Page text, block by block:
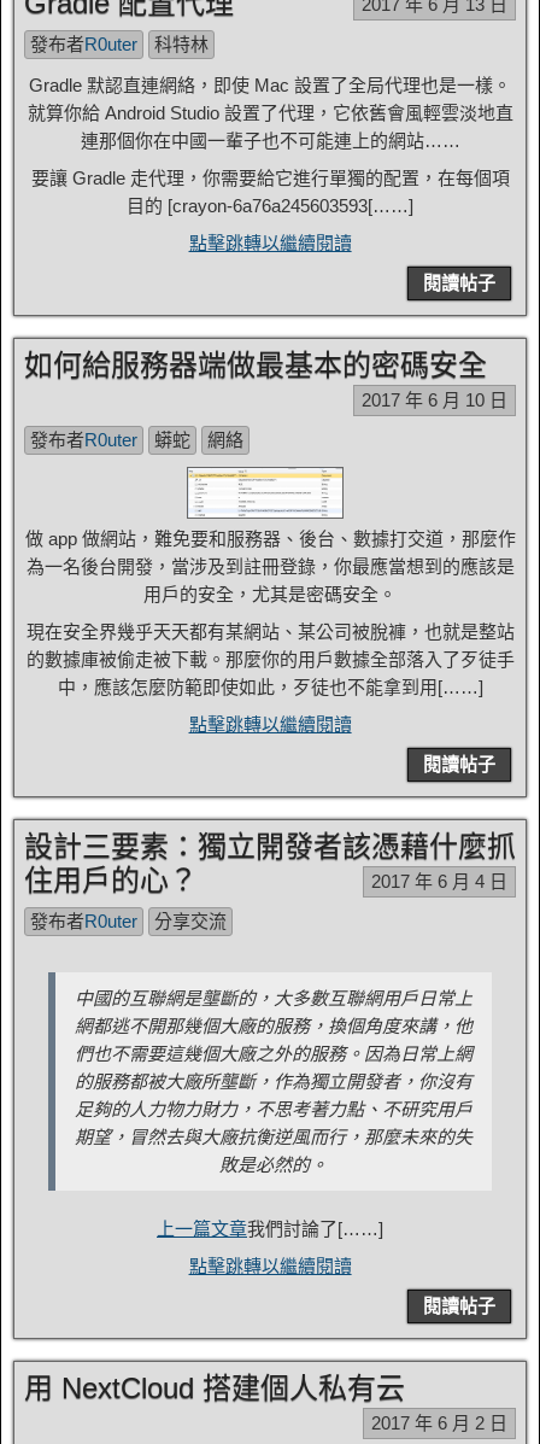
2017 年 6 月 13 日
發布者R0uter
科特林
Gradle 默認直連網絡，即使 Mac 設置了全局代理也是一樣。
就算你給 Android Studio 設置了代理，它依舊會風輕雲淡地直
連那個你在中國一輩子也不可能連上的網站……
要讓 Gradle 走代理，你需要給它進行單獨的配置，在每個項
目的 [crayon-6a76a245603593[……]
點擊跳轉以繼續閱讀
閱讀帖子
如何給服務器端做最基本的密碼安全
2017 年 6 月 10 日
發布者R0uter 蟒蛇 網絡
做 app 做網站，難免要和服務器、後台、數據打交道，那麼作
為一名後台開發，當涉及到註冊登錄，你最應當想到的應該是
用戶的安全，尤其是密碼安全。
現在安全界幾乎天天都有某網站、某公司被脫褲，也就是整站
的數據庫被偷走被下載。那麼你的用戶數據全部落入了歹徒手
中，應該怎麼防範即使如此，歹徒也不能拿到用[……]
點擊跳轉以繼續閱讀
閱讀帖子
設計三要素：獨立開發者該憑藉什麼抓
住用戶的心？
2017 年 6 月 4 日
發布者R0uter 分享交流
中國的互聯網是壟斷的，大多數互聯網用戶日常上
網都逃不開那幾個大廠的服務，換個角度來講，他
們也不需要這幾個大廠之外的服務。因為日常上網
的服務都被大廠所壟斷，作為獨立開發者，你沒有
足夠的人力物力財力，不思考著力點、不研究用戶
期望，冒然去與大廠抗衡逆風而行，那麼未來的失
敗是必然的。
上一篇文章我們討論了[……]
點擊跳轉以繼續閱讀
閱讀帖子
用 NextCloud 搭建個人私有云
2017 年 6 月 2 日